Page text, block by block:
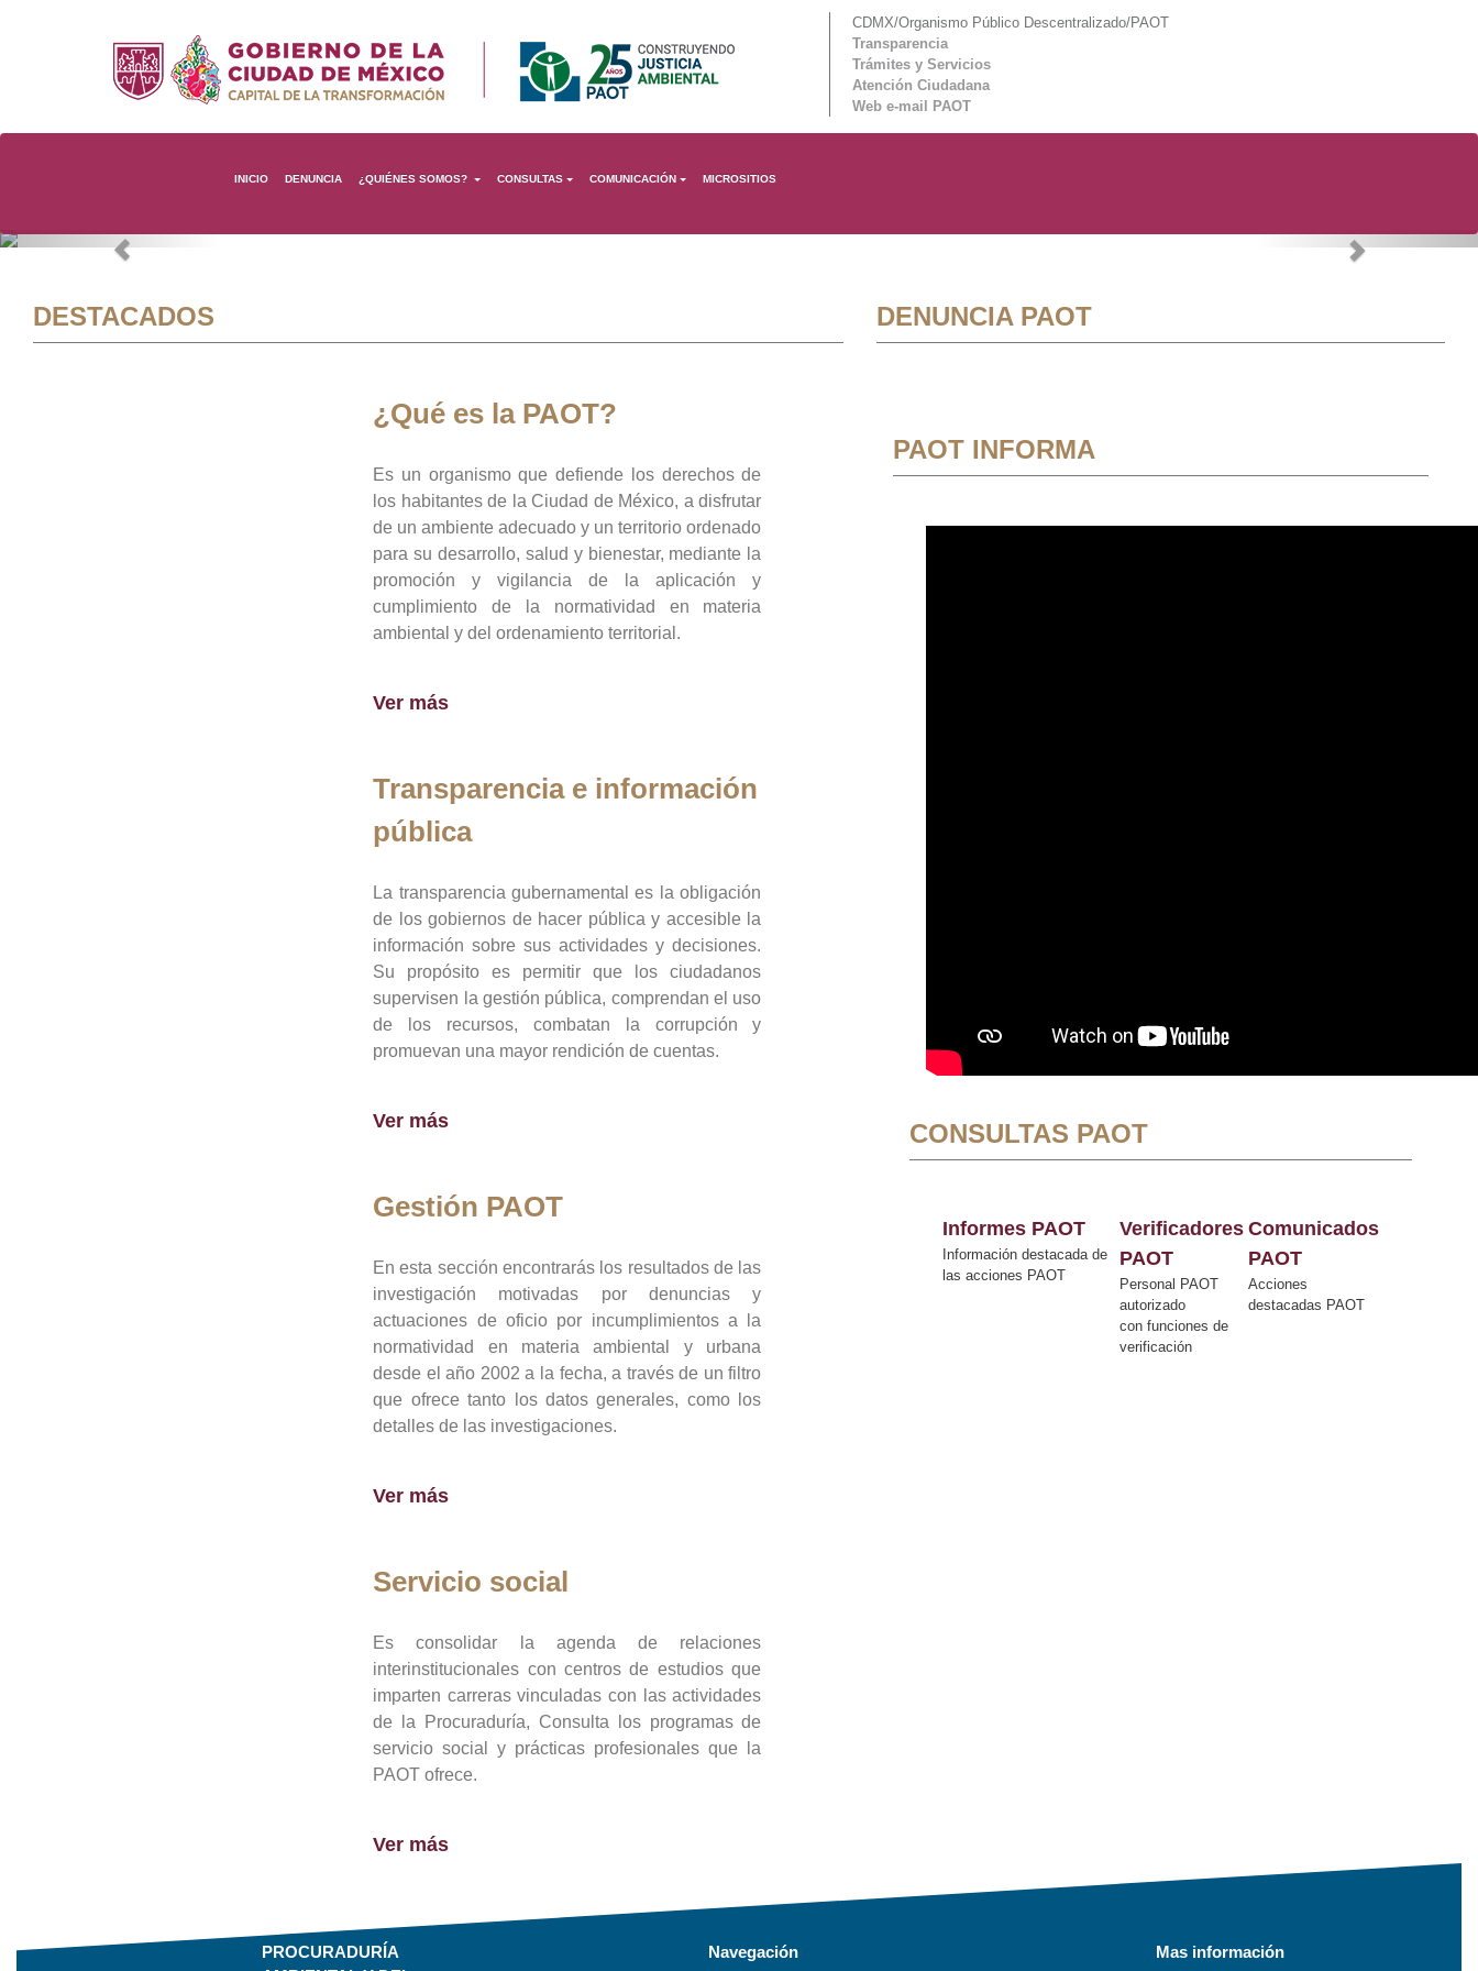
CDMX/Organismo Público Descentralizado/PAOT
Transparencia
Trámites y Servicios
Atención Ciudadana
Web e-mail PAOT
INICIO DENUNCIA ¿QUIÉNES SOMOS? CONSULTAS COMUNICACIÓN MICROSITIOS
Previous Next
DESTACADOS
¿Qué es la PAOT?
Es un organismo que defiende los derechos de
los habitantes de la Ciudad de México, a disfrutar
de un ambiente adecuado y un territorio ordenado
para su desarrollo, salud y bienestar, mediante la
promoción y vigilancia de la aplicación y
cumplimiento de la normatividad en materia
ambiental y del ordenamiento territorial.
Ver más
Transparencia e información
pública
La transparencia gubernamental es la obligación
de los gobiernos de hacer pública y accesible la
información sobre sus actividades y decisiones.
Su propósito es permitir que los ciudadanos
supervisen la gestión pública, comprendan el uso
de los recursos, combatan la corrupción y
promuevan una mayor rendición de cuentas.
Ver más
Gestión PAOT
En esta sección encontrarás los resultados de las
investigación motivadas por denuncias y
actuaciones de oficio por incumplimientos a la
normatividad en materia ambiental y urbana
desde el año 2002 a la fecha, a través de un filtro
que ofrece tanto los datos generales, como los
detalles de las investigaciones.
Ver más
Servicio social
Es consolidar la agenda de relaciones
interinstitucionales con centros de estudios que
imparten carreras vinculadas con las actividades
de la Procuraduría, Consulta los programas de
servicio social y prácticas profesionales que la
PAOT ofrece.
Ver más
DENUNCIA PAOT
PAOT INFORMA
CONSULTAS PAOT
Informes PAOT
Información destacada de
las acciones PAOT
Verificadores
PAOT
Personal PAOT
autorizado
con funciones de
verificación
Comunicados
PAOT
Acciones
destacadas PAOT
PROCURADURÍA
Navegación Mas información